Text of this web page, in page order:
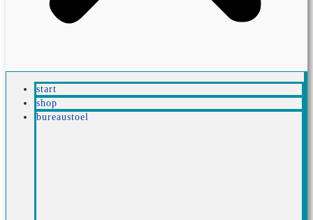
start
shop
bureaustoel